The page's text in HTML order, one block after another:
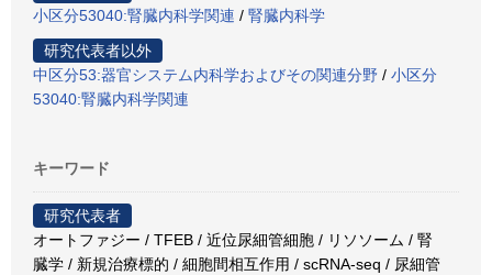
小区分53040:腎臓内科学関連 / 腎臓内科学
研究代表者以外
中区分53:器官システム内科学およびその関連分野 / 小区分
53040:腎臓内科学関連
キーワード
研究代表者
オートファジー / TFEB / 近位尿細管細胞 / リソソーム / 腎
臓学 / 新規治療標的 / 細胞間相互作用 / scRNA-seq / 尿細管